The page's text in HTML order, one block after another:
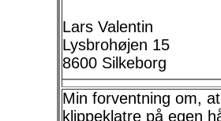
Lars Valentin
Lysbrohøjen 15
8600 Silkeborg
Min forventning om,
klippeklatre på egen